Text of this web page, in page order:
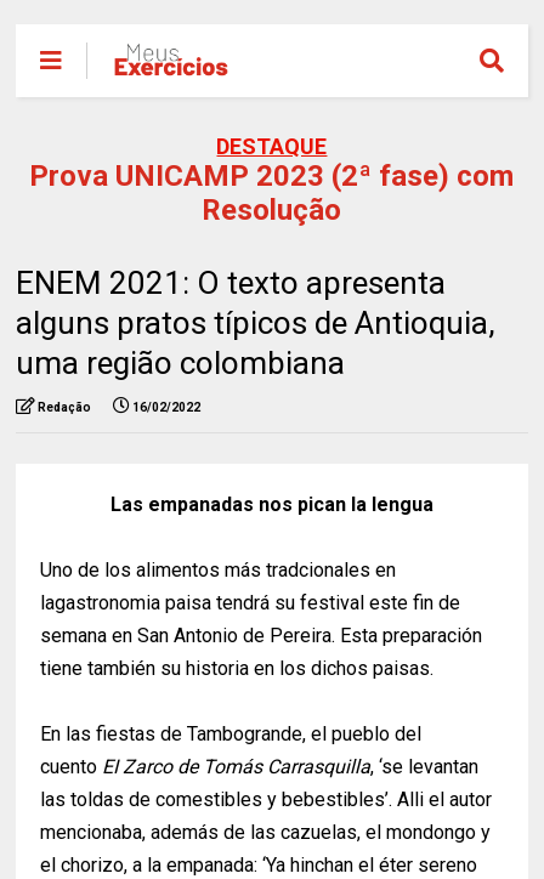
DESTAQUE
Prova UNICAMP 2023 (2ª fase) com
Resolução
ENEM 2021: O texto apresenta
alguns pratos típicos de Antioquia,
uma região colombiana
Redação 16/02/2022
Las empanadas nos pican la lengua
Uno de los alimentos más tradcionales en
lagastronomia paisa tendrá su festival este fin de
semana en San Antonio de Pereira. Esta preparación
tiene también su historia en los dichos paisas.
En las fiestas de Tambogrande, el pueblo del
cuento EI Zarco de Tomás Carrasquilla, ‘se levantan
las toldas de comestibles y bebestibles’. Alli el autor
mencionaba, además de las cazuelas, el mondongo y
el chorizo, a la empanada: ‘Ya hinchan el éter sereno